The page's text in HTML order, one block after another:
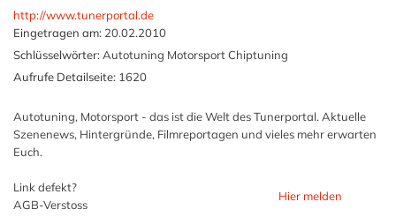
http://www.tunerportal.de
Eingetragen am: 20.02.2010
Schlüsselwörter: Autotuning Motorsport Chiptuning
Aufrufe Detailseite: 1620
Autotuning, Motorsport - das ist die Welt des Tunerportal. Aktuelle
Szenenews, Hintergründe, Filmreportagen und vieles mehr erwarten
Euch.
Link defekt?
AGB-Verstoss
Hier melden